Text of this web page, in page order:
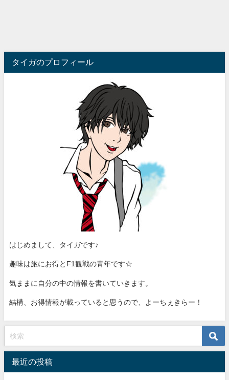
タイガのプロフィール
はじめまして、タイガです♪
趣味は旅にお得とF1観戦の青年です☆
気ままに自分の中の情報を書いていきます。
結構、お得情報が載っていると思うので、よーちぇきらー！
最近の投稿